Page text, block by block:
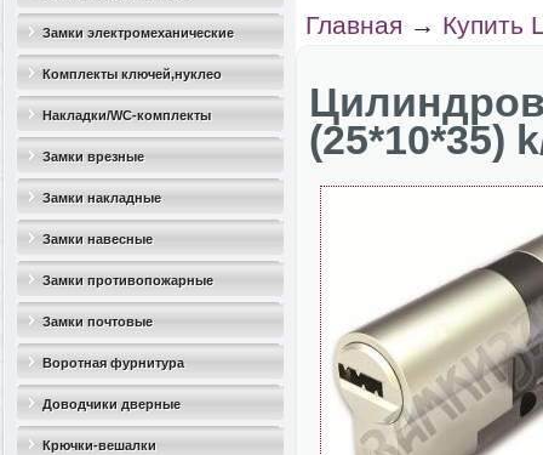
Замки электромеханические
Комплекты ключей,нуклео
Накладки/WC-комплекты
Замки врезные
Замки накладные
Замки навесные
Замки противопожарные
Замки почтовые
Воротная фурнитура
Доводчики дверные
Крючки-вешалки
Главная → Купить
(25*10*35)